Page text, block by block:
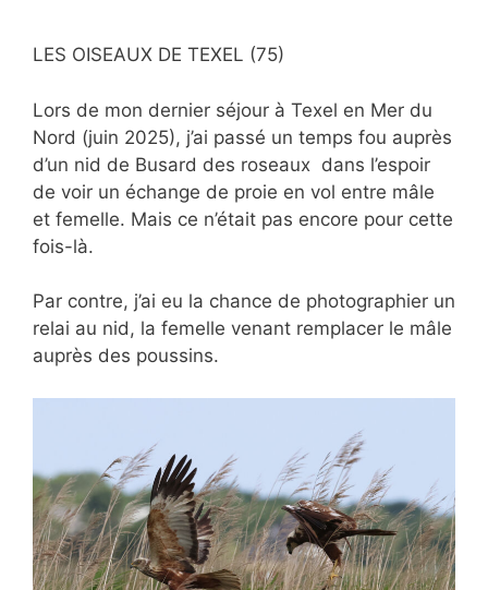
LES OISEAUX DE TEXEL (75)
Lors de mon dernier séjour à Texel en Mer du
Nord (juin 2025), j’ai passé un temps fou auprès
d’un nid de Busard des roseaux dans l’espoir
de voir un échange de proie en vol entre mâle
et femelle. Mais ce n’était pas encore pour cette
fois-là.
Par contre, j’ai eu la chance de photographier un
relai au nid, la femelle venant remplacer le mâle
auprès des poussins.